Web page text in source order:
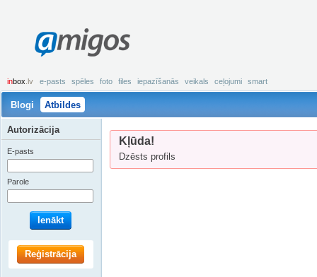
amigos
inbox .lv e-pasts spēles foto files iepazīšanās veikals ceļojumi smart
Blogi Atbildes
Kļūda!
Dzēsts profils
Autorizācija
E-pasts
Parole
Ienākt
Reģistrācija